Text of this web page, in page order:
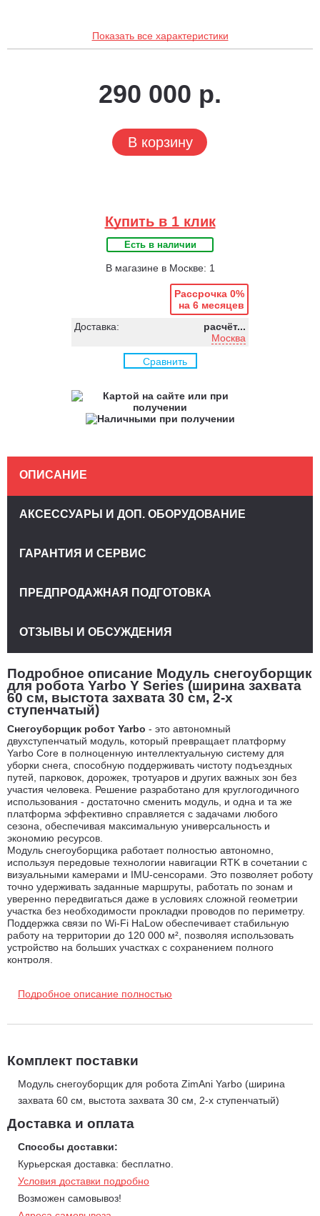
Показать все характеристики
290 000 р.
В корзину
Купить в 1 клик
Есть в наличии
В магазине в Москве: 1
Рассрочка 0%
на 6 месяцев
Доставка:
расчёт...
Москва
Сравнить
Подробное описание Модуль снегоуборщик
для робота Yarbo Y Series (ширина захвата
60 см, выстота захвата 30 см, 2-х
ступенчатый)
Снегоуборщик робот Yarbo - это автономный
двухступенчатый модуль, который превращает платформу
Yarbo Core в полноценную интеллектуальную систему для
уборки снега, способную поддерживать чистоту подъездных
путей, парковок, дорожек, тротуаров и других важных зон без
участия человека. Решение разработано для круглогодичного
использования - достаточно сменить модуль, и одна и та же
платформа эффективно справляется с задачами любого
сезона, обеспечивая максимальную универсальность и
экономию ресурсов.
Модуль снегоуборщика работает полностью автономно,
используя передовые технологии навигации RTK в сочетании с
визуальными камерами и IMU-сенсорами. Это позволяет роботу
точно удерживать заданные маршруты, работать по зонам и
уверенно передвигаться даже в условиях сложной геометрии
участка без необходимости прокладки проводов по периметру.
Поддержка связи по Wi-Fi HaLow обеспечивает стабильную
работу на территории до 120 000 м², позволяя использовать
устройство на больших участках с сохранением полного
контроля.
захватывают снежный слой толщиной до 30 см и выбрасывают
геометрия рабочих элементов снижают риск повреждения
деликатных покрытий, таких как плитка или бетон.
Гусеничный привод обеспечивает отличное сцепление и
проходимость на сложных участках, включая уклоны до 36%
(21°), что делает модуль эффективным даже там, где обычные
снегоуборщики испытывают трудности. Встроенная система
пространственного искусственного интеллекта с 6 камерами, 4
ультразвуковыми радарами и трехсекционным передним
бампером позволяет распознавать препятствия и безопасно
обходить их на 360°, а также определять людей, животных и
автомобили, автоматически корректируя траекторию движения
и направление выброса снега.
Управление модулем осуществляется через мобильное
Подробное описание полностью
Комплект поставки
Модуль снегоуборщик для робота ZimAni Yarbo (ширина
захвата 60 см, выстота захвата 30 см, 2-х ступенчатый)
Доставка и оплата
Способы доставки:
Курьерская доставка: бесплатно.
Условия доставки подробно
Возможен самовывоз!
ОПИСАНИЕ
АКСЕССУАРЫ И ДОП. ОБОРУДОВАНИЕ
ГАРАНТИЯ И СЕРВИС
ПРЕДПРОДАЖНАЯ ПОДГОТОВКА
ОТЗЫВЫ И ОБСУЖДЕНИЯ